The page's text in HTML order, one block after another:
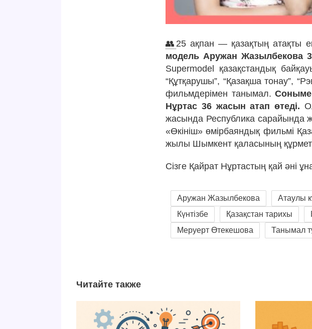
👥 25 ақпан — қазақтың атақты
модель Аружан Жазылбекова
Supermodel қазақстандық
“Құтқарушы”, “Қазақша тонау”,
фильмдерімен танымал.
Нұртас 36 жасын атап өтеді.
жасында Республика сарайында
«Өкініш» өмірбаяндық фильмі
жылы Шымкент қаласының
Сізге Қайрат Нұртастың қай әні
Аружан Жазылбекова Атаулы
Күнтізбе
Қазақстан тарихы
Меруерт Өтекешова
Танымал
Читайте также